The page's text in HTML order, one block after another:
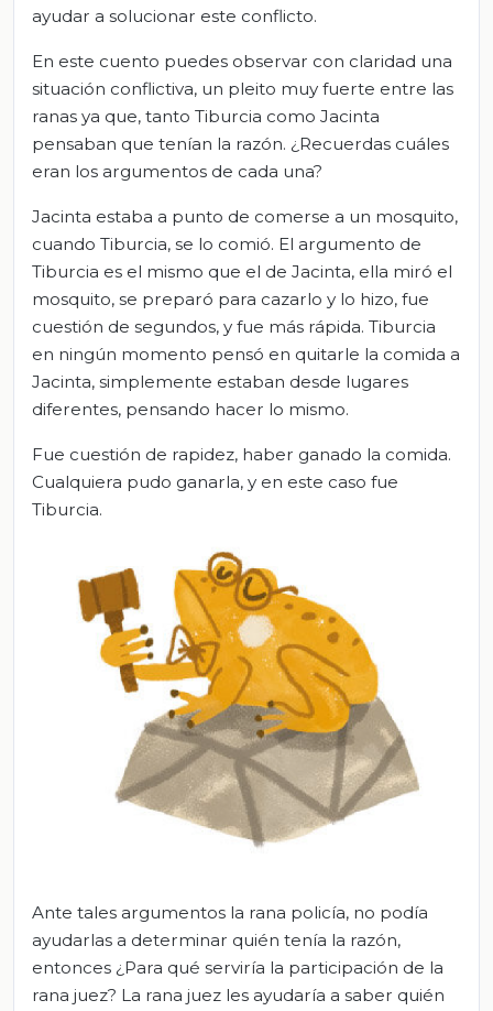
ayudar a solucionar este conflicto.
En este cuento puedes observar con claridad una
situación conflictiva, un pleito muy fuerte entre las
ranas ya que, tanto Tiburcia como Jacinta
pensaban que tenían la razón. ¿Recuerdas cuáles
eran los argumentos de cada una?
Jacinta estaba a punto de comerse a un mosquito,
cuando Tiburcia, se lo comió. El argumento de
Tiburcia es el mismo que el de Jacinta, ella miró el
mosquito, se preparó para cazarlo y lo hizo, fue
cuestión de segundos, y fue más rápida. Tiburcia
en ningún momento pensó en quitarle la comida a
Jacinta, simplemente estaban desde lugares
diferentes, pensando hacer lo mismo.
Fue cuestión de rapidez, haber ganado la comida.
Cualquiera pudo ganarla, y en este caso fue
Tiburcia.
Ante tales argumentos la rana policía, no podía
ayudarlas a determinar quién tenía la razón,
entonces ¿Para qué serviría la participación de la
rana juez? La rana juez les ayudaría a saber quién